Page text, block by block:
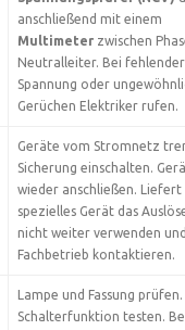
anschließend mit einem
Multimeter zwischen
Neutralleiter. Bei fehlender
Spannung oder
Gerüchen Elektriker rufen.
Geräte vom Stromnetz
Sicherung einschalten.
wieder anschließen. Liefert
spezielles Gerät das
nicht weiter verwenden
Fachbetrieb kontaktieren.
Lampe und Fassung prüfen.
Schalterfunktion testen.